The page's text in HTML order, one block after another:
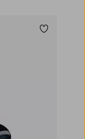
Lägg till i